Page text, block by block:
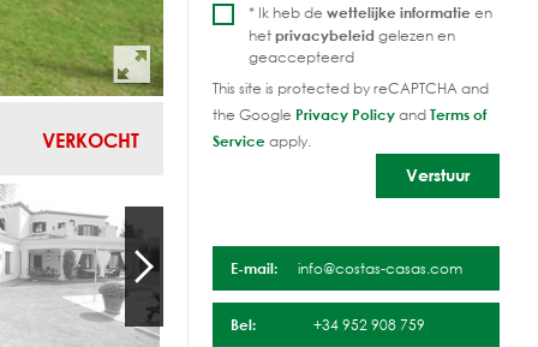
VERKOCHT
* Ik heb de wettelijke informatie en
hetprivacybeleid gelezen en
geaccepteerd
This site is protected by reCAPTCHA and
the Google Privacy PolicyandTerms of
Serviceapply.
E-mail: info@costas-casas.com
Bel: +34 952 908 759